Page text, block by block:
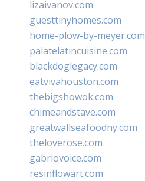
lizaivanov.com
guesttinyhomes.com
home-plow-by-meyer.com
palatelatincuisine.com
blackdoglegacy.com
eatvivahouston.com
thebigshowok.com
chimeandstave.com
greatwallseafoodny.com
theloverose.com
gabriovoice.com
resinflowart.com